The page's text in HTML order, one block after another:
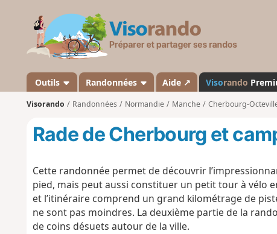
s
a
n
d
Outils Randonnées Aide ↗ Visorando
Visorando Randonnées Normandie Manche Cherbourg-
Rade de Cherbourg et
Cette randonnée permet de découvrir
pied, mais peut aussi constituer un petit tour à vélo
et l’itinéraire comprend un grand kilométrage de
ne sont pas moindres. La deuxième partie de la
de coins désuets autour de la ville.